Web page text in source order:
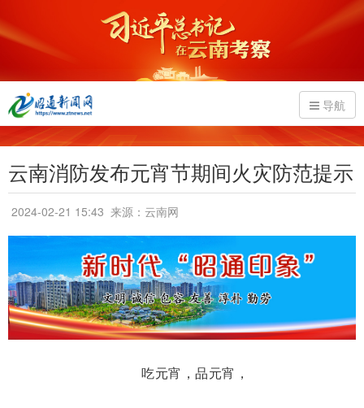
导航
云南消防发布元宵节期间火灾防范提示
2024-02-21 15:43 来源：云南网
吃元宵，品元宵，